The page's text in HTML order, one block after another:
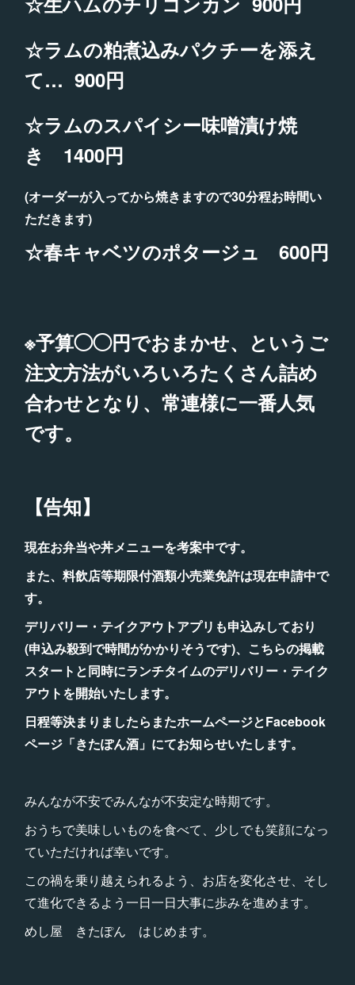
☆ラムの粕煮込みパクチーを添え
て… 900円
☆ラムのスパイシー味噌漬け焼
き 1400円
(オーダーが入ってから焼きますので30分程お時間い
ただきます)
☆春キャベツのポタージュ 600円
※予算◯◯円でおまかせ、というご
注文方法がいろいろたくさん詰め
合わせとなり、常連様に一番人気
です。
【告知】
現在お弁当や丼メニューを考案中です。
また、料飲店等期限付酒類小売業免許は現在申請中で
す。
デリバリー・テイクアウトアプリも申込みしており
(申込み殺到で時間がかかりそうです)、こちらの掲載
スタートと同時にランチタイムのデリバリー・テイク
アウトを開始いたします。
日程等決まりましたらまたホームページとFacebook
ページ「きたぽん酒」にてお知らせいたします。
みんなが不安でみんなが不安定な時期です。
おうちで美味しいものを食べて、少しでも笑顔になっ
ていただければ幸いです。
この禍を乗り越えられるよう、お店を変化させ、そし
て進化できるよう一日一日大事に歩みを進めます。
めし屋 きたぽん はじめます。